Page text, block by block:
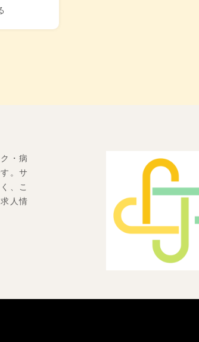
・病
。サ
、こ
人情